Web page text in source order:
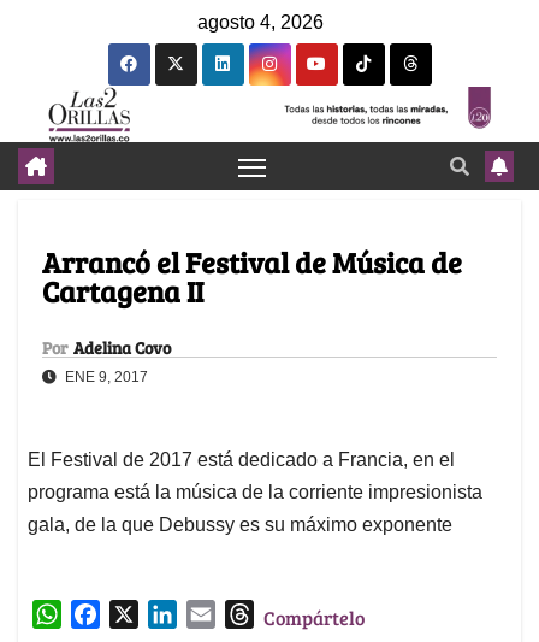
agosto 4, 2026
Arrancó el Festival de Música de
Cartagena II
Por Adelina Covo
ENE 9, 2017
El Festival de 2017 está dedicado a Francia, en el
programa está la música de la corriente impresionista
gala, de la que Debussy es su máximo exponente
W
TCompártelo